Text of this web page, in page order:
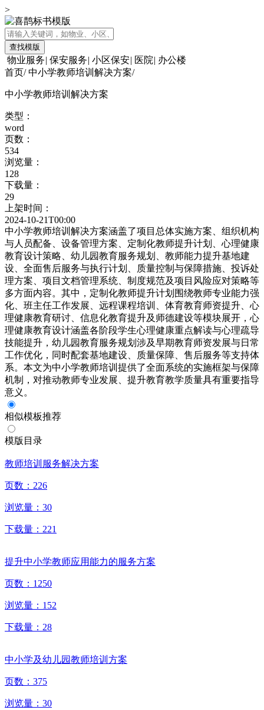
>
查找模版
物业服务| 保安服务| 小区保安| 医院| 办公楼
首页/ 中小学教师培训解决方案/
中小学教师培训解决方案
类型：
word
页数：
534
浏览量：
128
下载量：
29
上架时间：
2024-10-21T00:00
中小学教师培训解决方案涵盖了项目总体实施方案、组织机构
与人员配备、设备管理方案、定制化教师提升计划、心理健康
教育设计策略、幼儿园教育服务规划、教师能力提升基地建
设、全面售后服务与执行计划、质量控制与保障措施、投诉处
理方案、项目文档管理系统、制度规范及项目风险应对策略等
多方面内容。其中，定制化教师提升计划围绕教师专业能力强
化、班主任工作发展、远程课程培训、体育教育师资提升、心
理健康教育研讨、信息化教育提升及师德建设等模块展开，心
理健康教育设计涵盖各阶段学生心理健康重点解读与心理疏导
技能提升，幼儿园教育服务规划涉及早期教育师资发展与日常
工作优化，同时配套基地建设、质量保障、售后服务等支持体
系。本文为中小学教师培训提供了全面系统的实施框架与保障
机制，对推动教师专业发展、提升教育教学质量具有重要指导
意义。
相似模板推荐
模版目录
教师培训服务解决方案
页数： 226
浏览量： 30
下载量： 221
提升中小学教师应用能力的服务方案
页数： 1250
浏览量： 152
下载量： 28
中小学及幼儿园教师培训方案
页数： 375
浏览量： 30